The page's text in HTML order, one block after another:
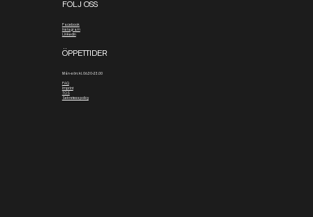
FÖLJ OSS
Facebook
Instagram
Linkedin
ÖPPETTIDER
Mån-sön: kl. 06.30-23.00
FAQ
Imprint
TOS
Sekretesspolicy